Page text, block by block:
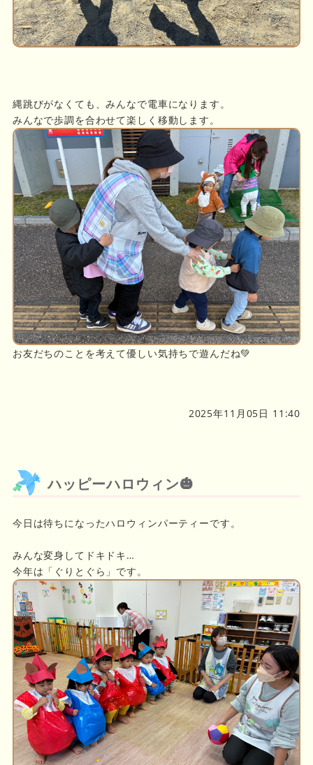
縄跳びがなくても、みんなで電車になります。
みんなで歩調を合わせて楽しく移動します。
お友だちのことを考えて優しい気持ちで遊んだね💚
2025年11月05日 11:40
ハッピーハロウィン🎃
今日は待ちになったハロウィンパーティーです。
みんな変身してドキドキ…
今年は「ぐりとぐら」です。